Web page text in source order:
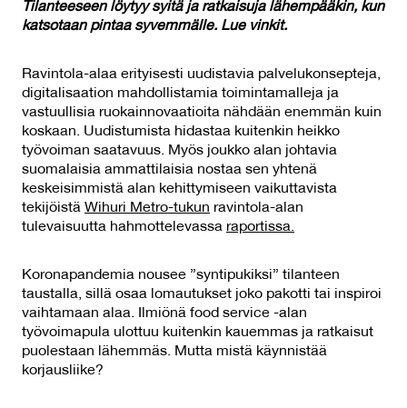
Tilanteeseen löytyy syitä ja ratkaisuja lähempääkin, kun
katsotaan pintaa syvemmälle. Lue vinkit.
Ravintola-alaa erityisesti uudistavia palvelukonsepteja,
digitalisaation mahdollistamia toimintamalleja ja
vastuullisia ruokainnovaatioita nähdään enemmän kuin
koskaan. Uudistumista hidastaa kuitenkin heikko
työvoiman saatavuus. Myös joukko alan johtavia
suomalaisia ammattilaisia nostaa sen yhtenä
keskeisimmistä alan kehittymiseen vaikuttavista
tekijöistä Wihuri Metro-tukun ravintola-alan
tulevaisuutta hahmottelevassa raportissa.
Koronapandemia nousee ”syntipukiksi” tilanteen
taustalla, sillä osaa lomautukset joko pakotti tai inspiroi
vaihtamaan alaa. Ilmiönä food service -alan
työvoimapula ulottuu kuitenkin kauemmas ja ratkaisut
puolestaan lähemmäs. Mutta mistä käynnistää
korjausliike?